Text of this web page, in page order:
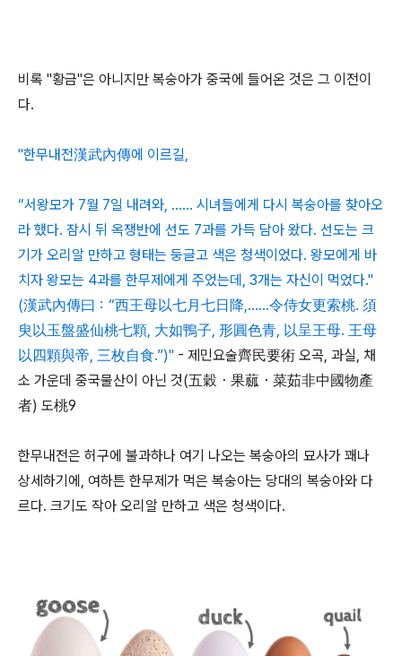
비록 "황금"은 아니지만 복숭아가 중국에 들어온 것은 그 이전이
다.
"한무내전漢武內傳에 이르길,
“서왕모가 7월 7일 내려와, …… 시녀들에게 다시 복숭아를 찾아오
라 했다. 잠시 뒤 옥쟁반에 선도 7과를 가득 담아 왔다. 선도는 크
기가 오리알 만하고 형태는 둥글고 색은 청색이었다. 왕모에게 바
치자 왕모는 4과를 한무제에게 주었는데, 3개는 자신이 먹었다."
(漢武內傳曰：“西王母以七月七日降,……令侍女更索桃. 須
臾以玉盤盛仙桃七顆, 大如鴨子, 形圓色青, 以呈王母. 王母
以四顆與帝, 三枚自食.”)" - 제민요술齊民要術 오곡, 과실, 채
소 가운데 중국물산이 아닌 것(五穀・果蓏・菜茹非中國物產
者) 도桃9
한무내전은 허구에 불과하나 여기 나오는 복숭아의 묘사가 꽤나
상세하기에, 여하튼 한무제가 먹은 복숭아는 당대의 복숭아와 다
르다. 크기도 작아 오리알 만하고 색은 청색이다.